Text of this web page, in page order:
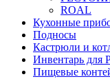
ROAL
Кухонные
Подносы
Кастрюли и
Инвентарь для
Пищевые